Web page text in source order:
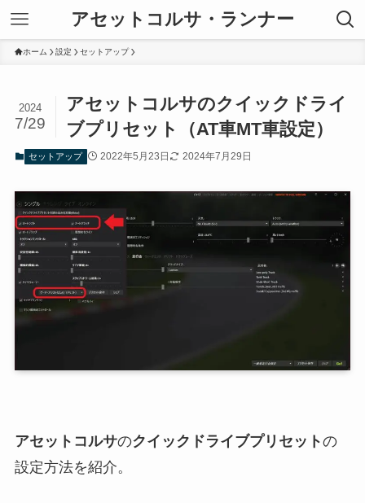
アセットコルサ・ランナー
ホーム 設定 セットアップ
アセットコルサのクイックドライ
ブプリセット（AT車MT車設定）
2024
7/29
セットアップ 2022年5月23日 2024年7月29日
アセットコルサのクイックドライブプリセットの
設定方法を紹介。